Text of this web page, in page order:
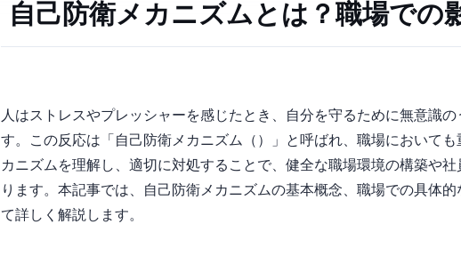
自己防衛メカニズムとは？職場での
人はストレスやプレッシャーを感じたとき、自分を守るために無意識
す。この反応は「自己防衛メカニズム（Self-Defense Mechanisms）」と呼ばれ、職場
カニズムを理解し、適切に対処することで、健全な職場環境の構築や
ります。本記事では、自己防衛メカニズムの基本概念、職場での具体
て詳しく解説します。